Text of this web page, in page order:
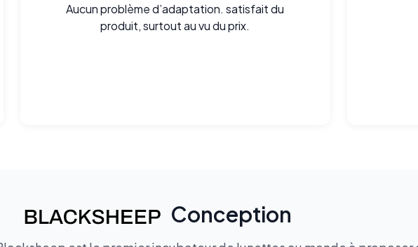
Aucun problème d’adaptation. satisfait du
produit, surtout au vu du prix.
Conception